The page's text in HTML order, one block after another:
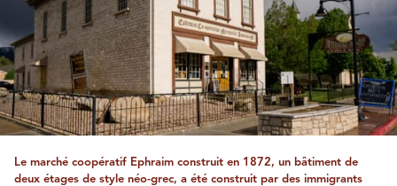
Le marché coopératif Ephraim construit en 1872, un bâtiment de
deux étages de style néo-grec, a été construit par des immigrants